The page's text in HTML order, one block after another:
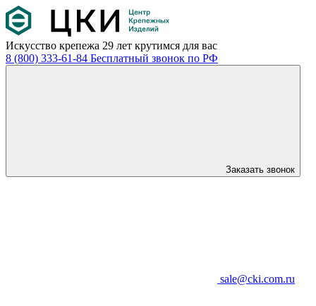
Искусство крепежа 29 лет крутимся для вас
8 (800) 333-61-84 Бесплатный звонок по РФ
Заказать звонок
sale@cki.com.ru